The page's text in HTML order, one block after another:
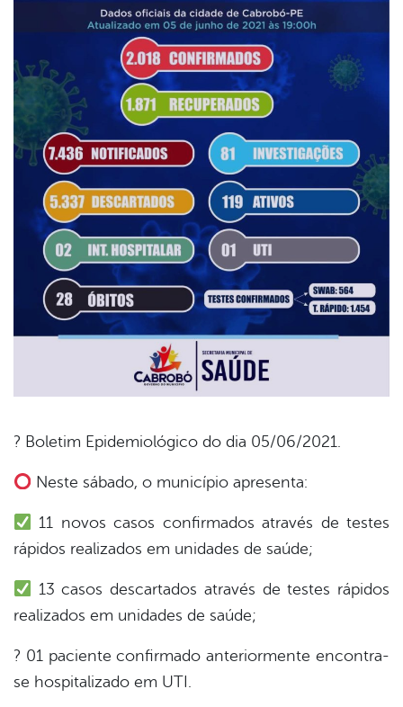
? Boletim Epidemiológico do dia 05/06/2021.
Neste sábado, o município apresenta:
11 novos casos confirmados através de testes
rápidos realizados em unidades de saúde;
13 casos descartados através de testes rápidos
realizados em unidades de saúde;
? 01 paciente confirmado anteriormente encontra-
se hospitalizado em UTI.